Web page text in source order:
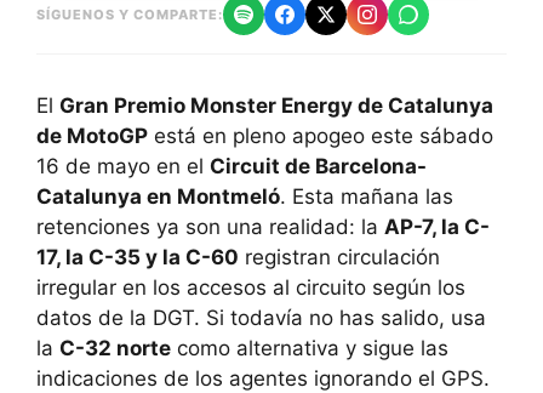
SÍGUENOS Y COMPARTE:
El Gran Premio Monster Energy de Catalunya
de MotoGP está en pleno apogeo este sábado
16 de mayo en el Circuit de Barcelona-
Catalunya en Montmeló. Esta mañana las
retenciones ya son una realidad: la AP-7, la C-
17, la C-35 y la C-60 registran circulación
irregular en los accesos al circuito según los
datos de la DGT. Si todavía no has salido, usa
la C-32 norte como alternativa y sigue las
indicaciones de los agentes ignorando el GPS.